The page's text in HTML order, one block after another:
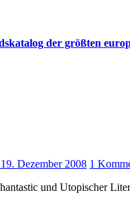
der größten
19. Dezember 2008 1